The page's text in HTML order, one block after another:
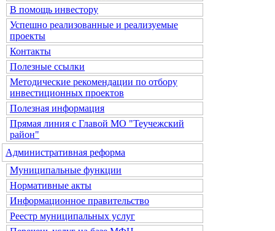
В помощь инвестору
Успешно реализованные и реализуемые
проекты
Контакты
Полезные ссылки
Методические рекомендации по отбору
инвестиционных проектов
Полезная информация
Прямая линия с Главой МО "Теучежский
район"
Административная реформа
Муниципальные функции
Нормативные акты
Информационное правительство
Реестр муниципальных услуг